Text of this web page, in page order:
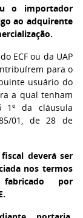
o importador
ao adquirente
ECF ou da UAP
para o
usuário do
a qual tenham
da cláusula
01, de 28 de
deverá ser
nos termos
por